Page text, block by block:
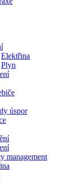
Elektřina
Plyn
úspor
management